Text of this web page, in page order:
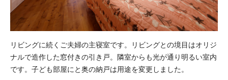
リビングに続くご夫婦の主寝室です。リビングとの境目はオリジ
ナルで造作した窓付きの引き戸。隣室からも光が通り明るい室内
です。子ども部屋にと奥の納戸は用途を変更しました。